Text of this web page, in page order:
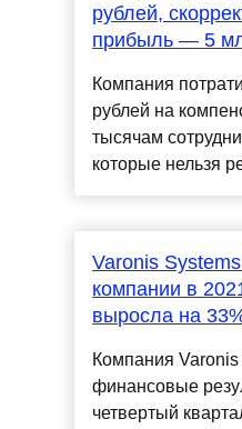
рублей,
прибыль — 5
Компания
рублей на
тысячам
которые нельзя
Varonis
компании в
выросла на
Компания Varonis
финансовые
четвертый